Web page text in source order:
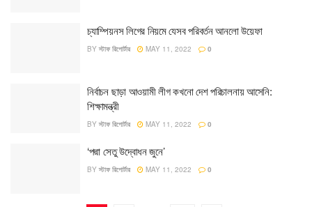
চ্যাম্পিয়নস লিগের নিয়মে যেসব পরিবর্তন আনলো উয়েফা
BY স্টাফ রিপোর্টার MAY 11, 2022 0
নির্বাচন ছাড়া আওয়ামী লীগ কখনো দেশ পরিচালনায় আসেনি:
শিক্ষামন্ত্রী
BY স্টাফ রিপোর্টার MAY 11, 2022 0
‘পদ্মা সেতু উদ্বোধন জুনে’
BY স্টাফ রিপোর্টার MAY 11, 2022 0